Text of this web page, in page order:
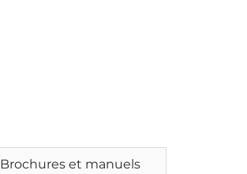
Brochures et manuels